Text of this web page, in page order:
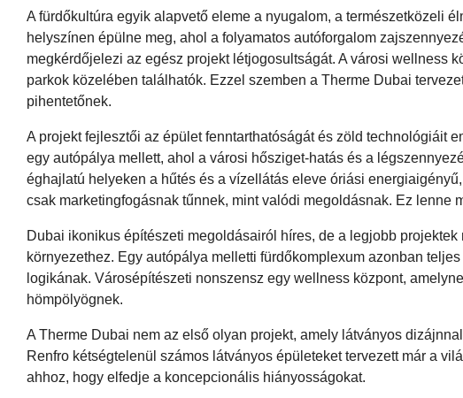
A fürdőkultúra egyik alapvető eleme a nyugalom, a természetközeli
helyszínen épülne meg, ahol a folyamatos autóforgalom
megkérdőjelezi az egész projekt létjogosultságát. A városi wellness
parkok közelében találhatók. Ezzel szemben a Therme Dubai
pihentetőnek.
A projekt fejlesztői az épület fenntarthatóságát és zöld technológiáit
egy autópálya mellett, ahol a városi hősziget-hatás és a
éghajlatú helyeken a hűtés és a vízellátás eleve óriási
csak marketingfogásnak tűnnek, mint valódi megoldásnak. Ez lenne
Dubai ikonikus építészeti megoldásairól híres, de a legjobb
környezethez. Egy autópálya melletti fürdőkomplexum azonban
logikának. Városépítészeti nonszensz egy wellness központ,
hömpölyögnek.
A Therme Dubai nem az első olyan projekt, amely látványos
Renfro kétségtelenül számos látványos épületeket tervezett már a
ahhoz, hogy elfedje a koncepcionális hiányosságokat.